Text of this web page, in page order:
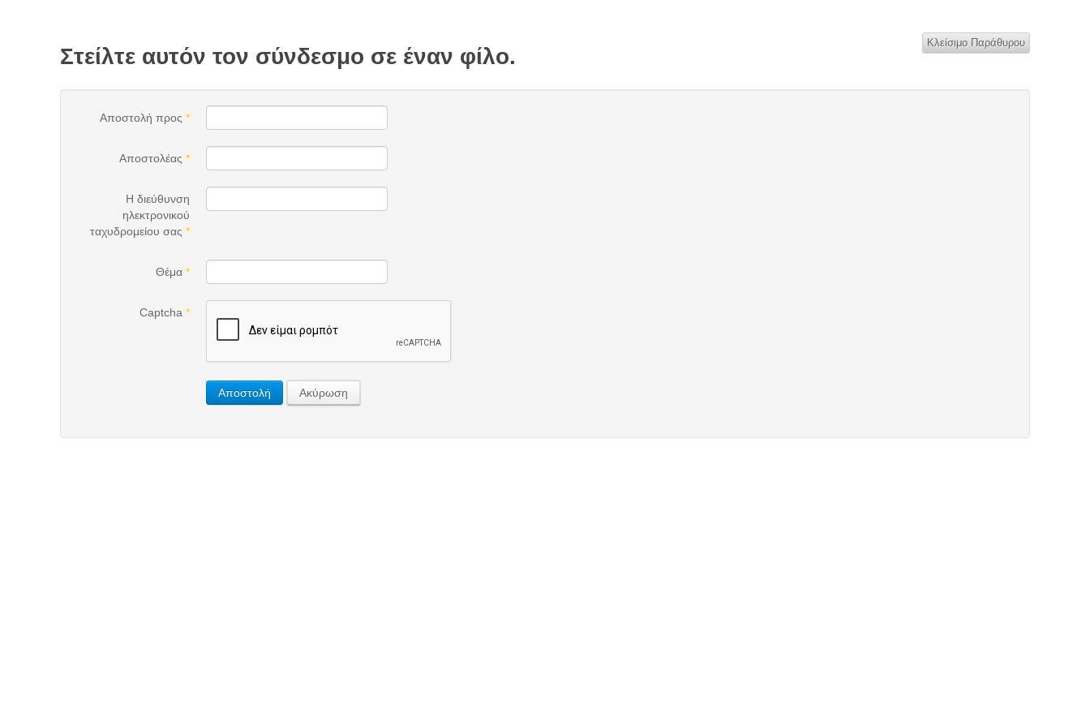
Στείλτε αυτόν τον σύνδεσμο σε έναν φίλο.
Κλείσιμο Παράθυρου
Αποστολή προς *
Αποστολέας *
Η διεύθυνση
ηλεκτρονικού
ταχυδρομείου σας *
Θέμα *
Captcha *
Αποστολή Ακύρωση